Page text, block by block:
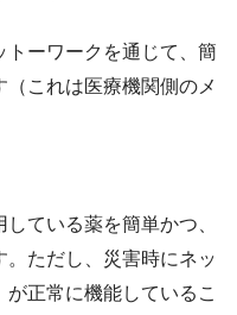
ーワークを通じて、簡
これは医療機関側のメ
ている薬を簡単かつ、
ただし、災害時にネッ
が正常に機能しているこ